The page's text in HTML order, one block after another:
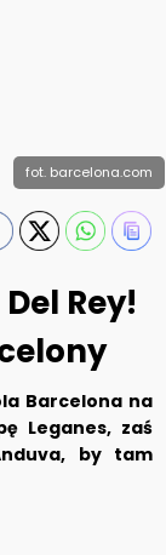
fot. barcelona.com
Rey!
Barcelona na
Leganes, zaś
by tam